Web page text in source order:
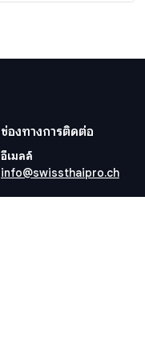
ช่องทางการติดต่อ
อีเมลล์
info@swissthaipro.ch